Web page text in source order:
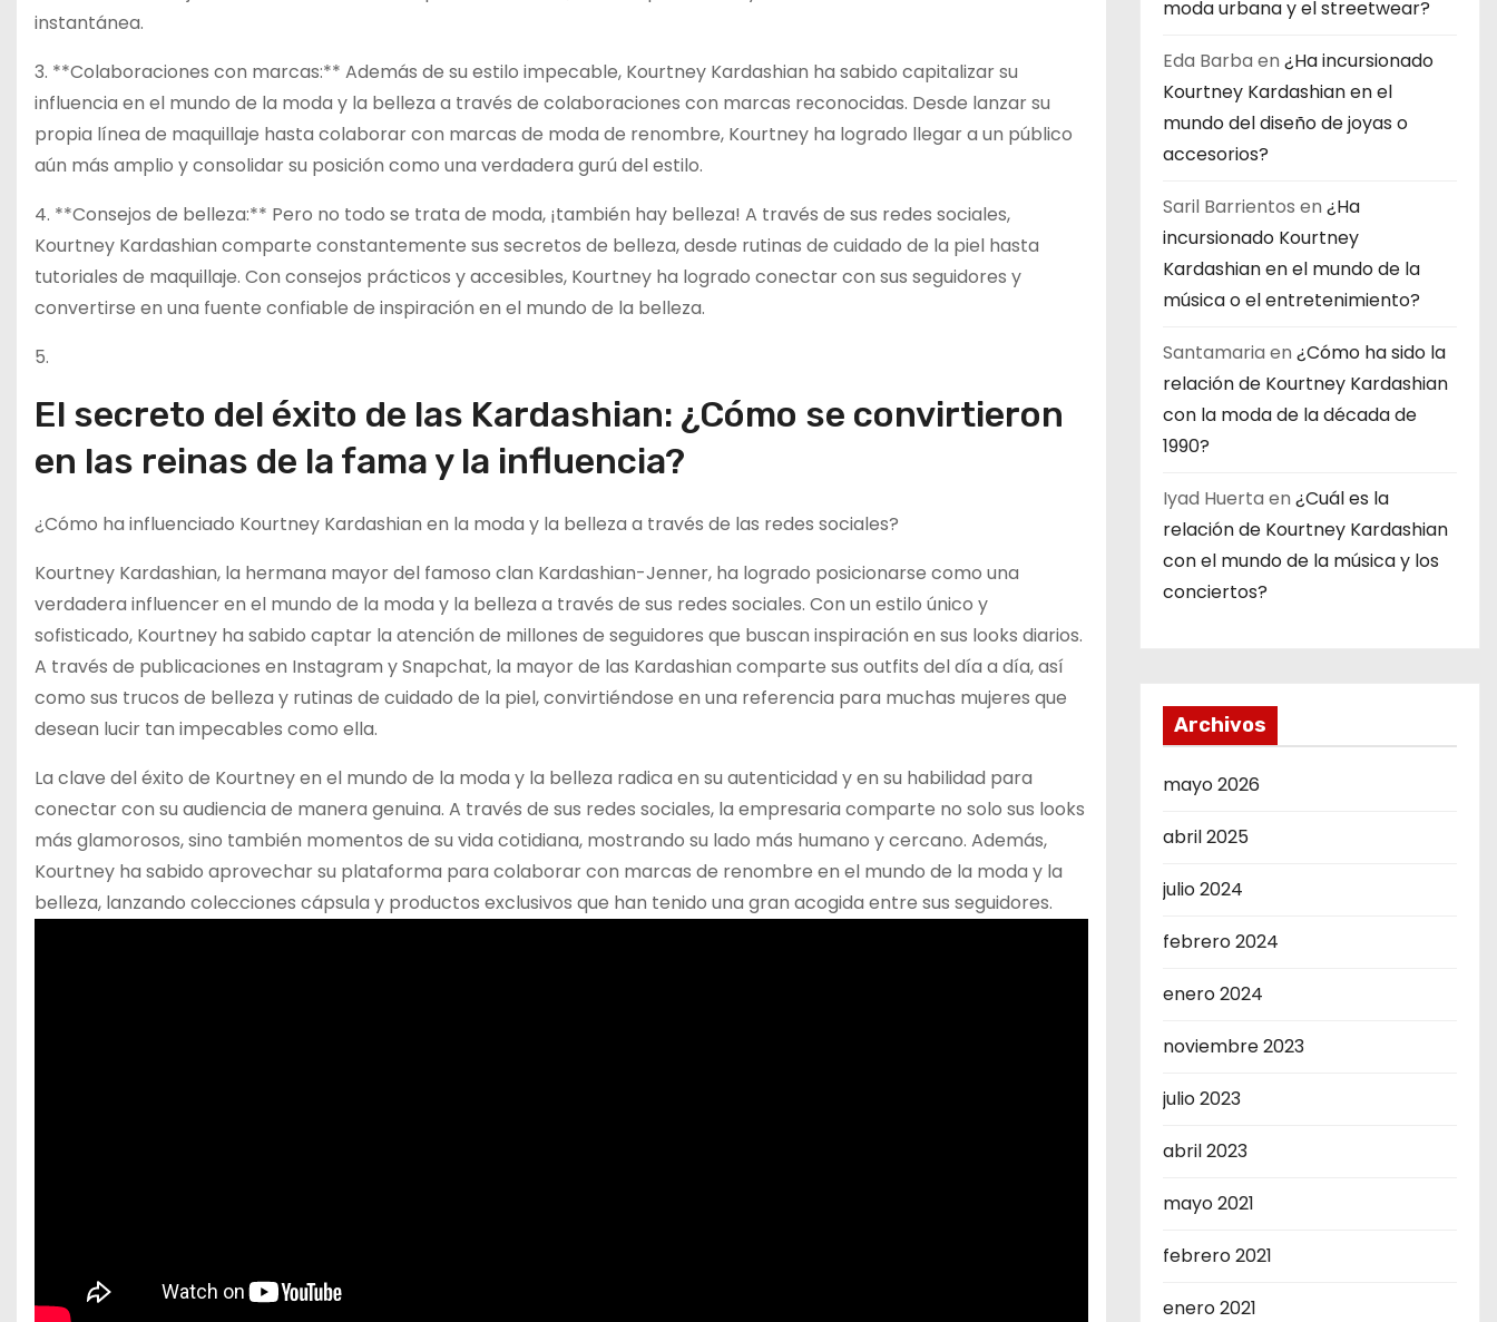
instantánea.
3. **Colaboraciones con marcas:** Además de su estilo impecable, Kourtney Kardashian ha sabido capitalizar su
influencia en el mundo de la moda y la belleza a través de colaboraciones con marcas reconocidas. Desde lanzar su
propia línea de maquillaje hasta colaborar con marcas de moda de renombre, Kourtney ha logrado llegar a un público
aún más amplio y consolidar su posición como una verdadera gurú del estilo.
4. **Consejos de belleza:** Pero no todo se trata de moda, ¡también hay belleza! A través de sus redes sociales,
Kourtney Kardashian comparte constantemente sus secretos de belleza, desde rutinas de cuidado de la piel hasta
tutoriales de maquillaje. Con consejos prácticos y accesibles, Kourtney ha logrado conectar con sus seguidores y
convertirse en una fuente confiable de inspiración en el mundo de la belleza.
5.
El secreto del éxito de las Kardashian: ¿Cómo se convirtieron
en las reinas de la fama y la influencia?
¿Cómo ha influenciado Kourtney Kardashian en la moda y la belleza a través de las redes sociales?
Kourtney Kardashian, la hermana mayor del famoso clan Kardashian-Jenner, ha logrado posicionarse como una
verdadera influencer en el mundo de la moda y la belleza a través de sus redes sociales. Con un estilo único y
sofisticado, Kourtney ha sabido captar la atención de millones de seguidores que buscan inspiración en sus looks diarios.
A través de publicaciones en Instagram y Snapchat, la mayor de las Kardashian comparte sus outfits del día a día, así
como sus trucos de belleza y rutinas de cuidado de la piel, convirtiéndose en una referencia para muchas mujeres que
desean lucir tan impecables como ella.
La clave del éxito de Kourtney en el mundo de la moda y la belleza radica en su autenticidad y en su habilidad para
conectar con su audiencia de manera genuina. A través de sus redes sociales, la empresaria comparte no solo sus looks
más glamorosos, sino también momentos de su vida cotidiana, mostrando su lado más humano y cercano. Además,
Kourtney ha sabido aprovechar su plataforma para colaborar con marcas de renombre en el mundo de la moda y la
belleza, lanzando colecciones cápsula y productos exclusivos que han tenido una gran acogida entre sus seguidores.
moda urbana y el streetwear?
Eda Barba en ¿Ha incursionado
Kourtney Kardashian en el
mundo del diseño de joyas o
accesorios?
Saril Barrientos en ¿Ha
incursionado Kourtney
Kardashian en el mundo de la
música o el entretenimiento?
Santamaria en ¿Cómo ha sido la
relación de Kourtney Kardashian
con la moda de la década de
1990?
Iyad Huerta en ¿Cuál es la
relación de Kourtney Kardashian
con el mundo de la música y los
conciertos?
Archivos
mayo 2026
abril 2025
julio 2024
febrero 2024
enero 2024
noviembre 2023
julio 2023
abril 2023
mayo 2021
febrero 2021
enero 2021